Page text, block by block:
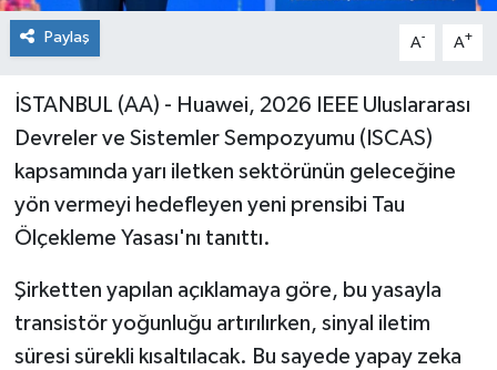
Paylaş A- A+
İSTANBUL (AA) - Huawei, 2026 IEEE Uluslararası
Devreler ve Sistemler Sempozyumu (ISCAS)
kapsamında yarı iletken sektörünün geleceğine
yön vermeyi hedefleyen yeni prensibi Tau
Ölçekleme Yasası'nı tanıttı.
Şirketten yapılan açıklamaya göre, bu yasayla
transistör yoğunluğu artırılırken, sinyal iletim
süresi sürekli kısaltılacak. Bu sayede yapay zeka